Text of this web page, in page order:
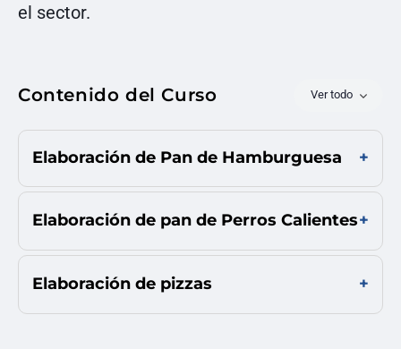
el sector.
Contenido del Curso Ver todo
Elaboración de Pan de Hamburguesa
Elaboración de pan de Perros Calientes
Elaboración de pizzas